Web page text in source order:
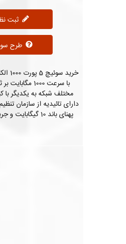
طرح سوال
با سرعت 1000
مختلف شبکه به یکدیگر با
دارای تائیدیه از سازمان
پهنای باند 10 گیگابایت و جریان برق (DC):...